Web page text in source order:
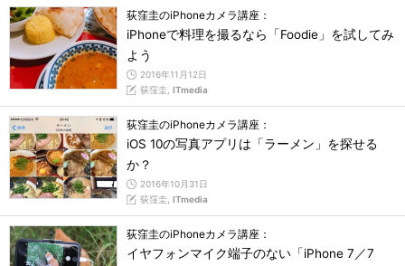
荻窪圭のiPhoneカメラ講座：
iPhoneで料理を撮るなら「Foodie」を試してみ
よう
2016年11月12日
荻窪圭, ITmedia
荻窪圭のiPhoneカメラ講座：
iOS 10の写真アプリは「ラーメン」を探せる
か？
2016年10月31日
荻窪圭, ITmedia
荻窪圭のiPhoneカメラ講座：
イヤフォンマイク端子のない「iPhone 7／7